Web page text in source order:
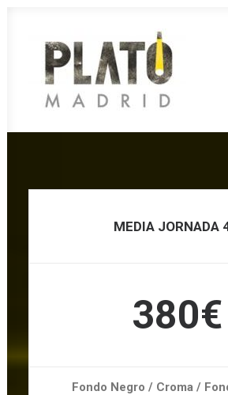
MEDIA JORNADA
380€
Fondo Negro / Croma /